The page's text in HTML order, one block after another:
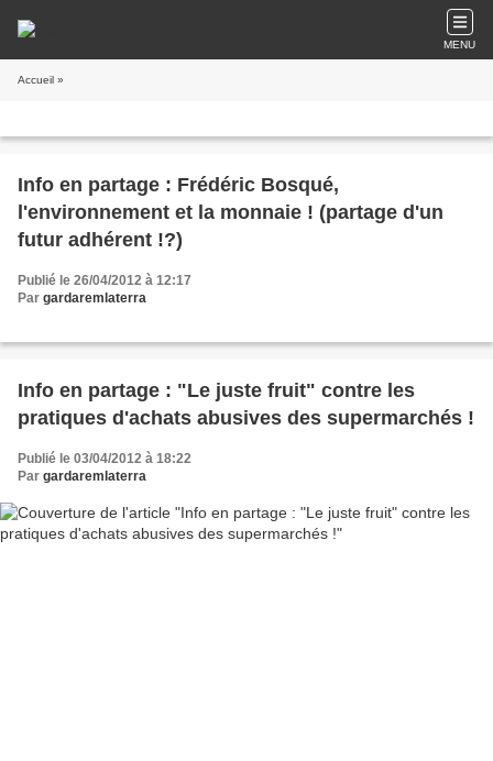
MENU
Accueil »
Info en partage : Frédéric Bosqué,
l'environnement et la monnaie ! (partage d'un
futur adhérent !?)
Publié le 26/04/2012 à 12:17
Par gardaremlaterra
Info en partage : "Le juste fruit" contre les
pratiques d'achats abusives des supermarchés !
Publié le 03/04/2012 à 18:22
Par gardaremlaterra